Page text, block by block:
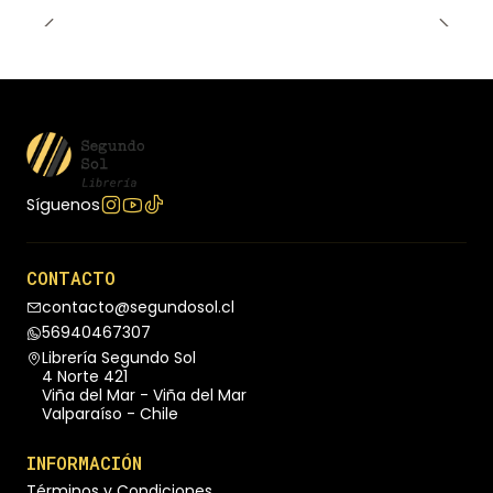
inflamada de desesperación, locura o deseo».
Síguenos
CONTACTO
contacto@segundosol.cl
56940467307
Librería Segundo Sol
4 Norte 421
Viña del Mar - Viña del Mar
Valparaíso - Chile
INFORMACIÓN